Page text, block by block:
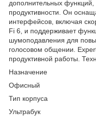
дополнительных
продуктивности. Он
интерфейсов, включая
Fi 6, и поддерживает
шумоподавления для
голосовом общении.
продуктивной работы.
Назначение
Офисный
Тип корпуса
Ультрабук